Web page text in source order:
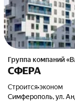
Группа компаний
СФЕРА
Строится•эконом
Симферополь,ул.